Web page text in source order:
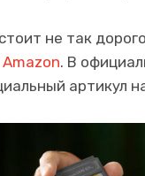
не так
Amazon. В
артикул